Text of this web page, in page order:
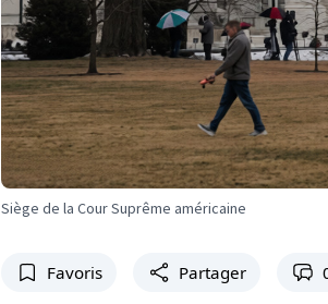
Siège de la Cour Suprême américaine
Favoris Partager